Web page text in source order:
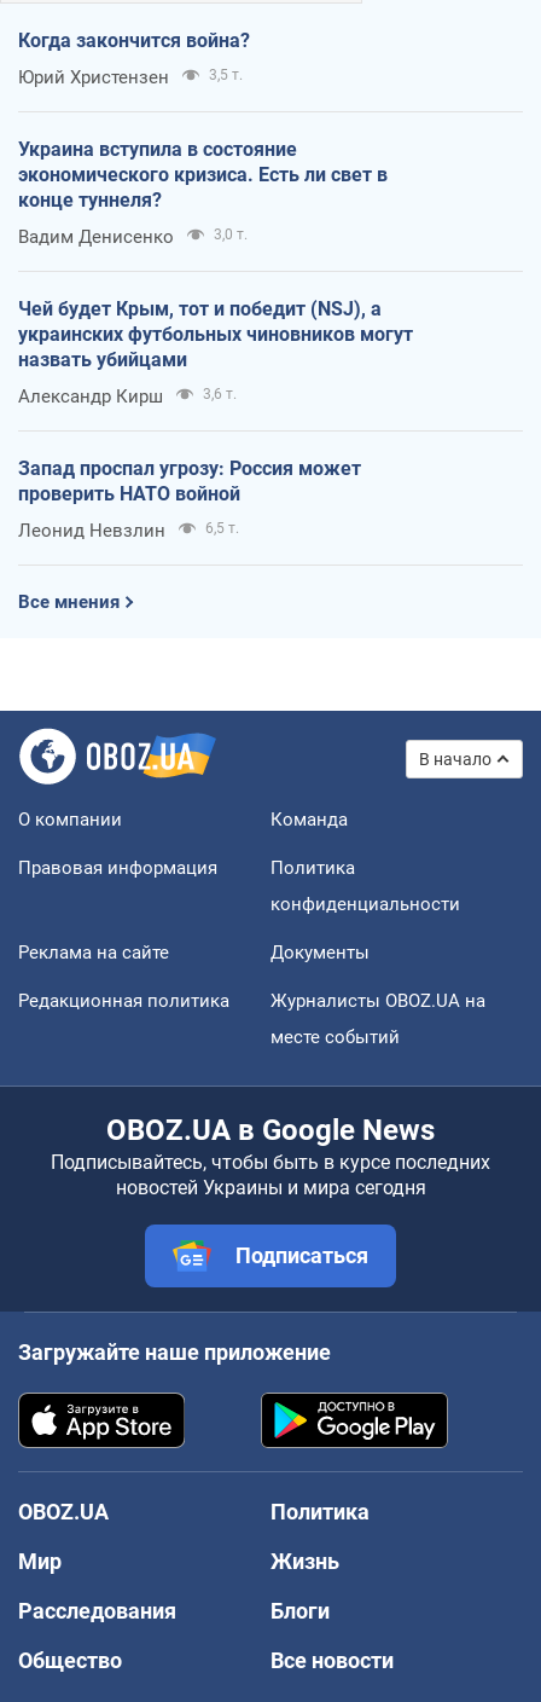
Когда закончится война?
Юрий Христензен 3,5 т.
Украина вступила в состояние
экономического кризиса. Есть ли свет в
конце туннеля?
Вадим Денисенко 3,0 т.
Чей будет Крым, тот и победит (NSJ), а
украинских футбольных чиновников могут
назвать убийцами
Александр Кирш 3,6 т.
Запад проспал угрозу: Россия может
проверить НАТО войной
Леонид Невзлин 6,5 т.
Все мнения
В начало
О компании Команда
Правовая информация
Политика
конфиденциальности
Реклама на сайте Документы
Редакционная политика
Журналисты OBOZ.UA на
месте событий
OBOZ.UA в Google News
Подписывайтесь, чтобы быть в курсе последних
новостей Украины и мира сегодня
Подписаться
Загружайте наше приложение
OBOZ.UA
Политика
Мир
Жизнь
Расследования
Блоги
Общество
Все новости